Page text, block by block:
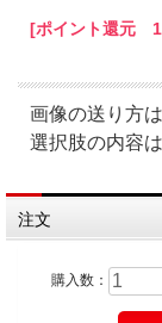
[ポイント還元
画像の送り方
選択肢の内容
注文
購入数：